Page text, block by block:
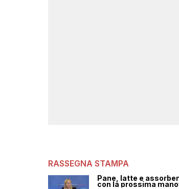
RASSEGNA STAMPA
Pane, latte e
con la prossima